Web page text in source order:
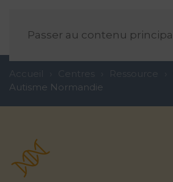
Passer au contenu principal
Autisme Normandie